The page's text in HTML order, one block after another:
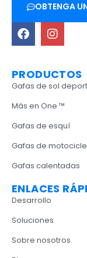
OBTENGA
PRODUCTOS
Gafas de sol
Más en One ™
Gafas de esquí
Gafas de
Gafas calentadas
ENLACES
Desarrollo
Soluciones
Sobre nosotros